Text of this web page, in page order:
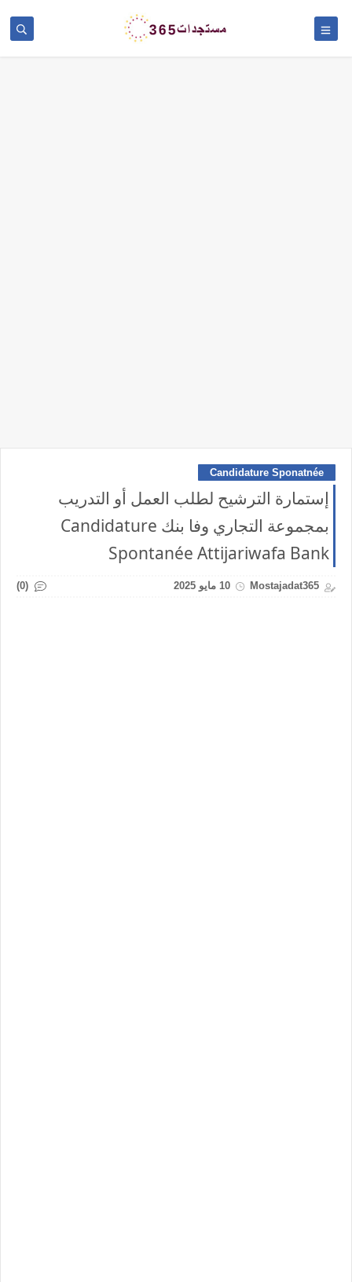
Candidature Sponatnée
إستمارة الترشيح لطلب العمل أو التدريب
بمجموعة التجاري وفا بنك Candidature
Spontanée Attijariwafa Bank
Mostajadat365 10 مايو 2025 (0)